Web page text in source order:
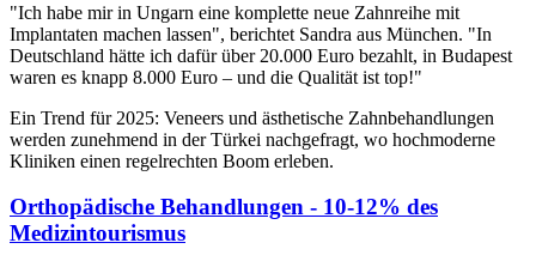
"Ich habe mir in Ungarn eine komplette neue Zahnreihe mit
Implantaten machen lassen", berichtet Sandra aus München. "In
Deutschland hätte ich dafür über 20.000 Euro bezahlt, in Budapest
waren es knapp 8.000 Euro – und die Qualität ist top!"
Ein Trend für 2025: Veneers und ästhetische Zahnbehandlungen
werden zunehmend in der Türkei nachgefragt, wo hochmoderne
Kliniken einen regelrechten Boom erleben.
Orthopädische Behandlungen - 10-12% des
Medizintourismus